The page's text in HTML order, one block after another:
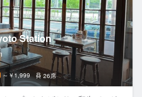
Station
～￥1,999 26席